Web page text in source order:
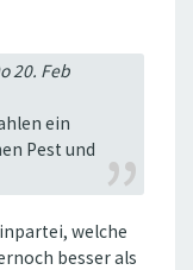
20. Feb
ein
Pest und
welche
besser als